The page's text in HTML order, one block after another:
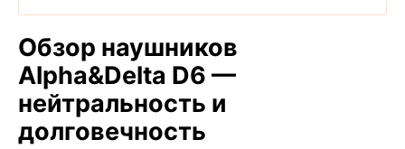
Обзор наушников
Alpha&Delta D6 —
нейтральность и
долговечность